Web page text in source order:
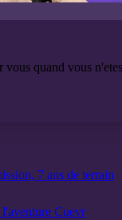
quand vous
7 ans de terrain
Cuevr